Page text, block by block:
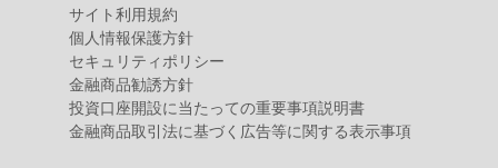
サイト利用規約
個人情報保護方針
セキュリティポリシー
金融商品勧誘方針
投資口座開設に当たっての重要事項説明書
金融商品取引法に基づく広告等に関する表示事項